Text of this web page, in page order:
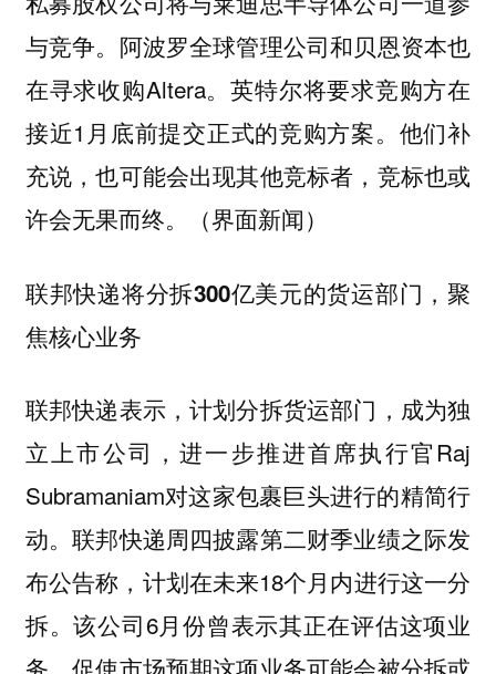
与竞争。阿波罗全球管理公司和贝恩资本也
在寻求收购Altera。英特尔将要求竞购方在
接近1月底前提交正式的竞购方案。他们补
充说，也可能会出现其他竞标者，竞标也或
许会无果而终。（界面新闻）
联邦快递将分拆300亿美元的货运部门，聚
焦核心业务
联邦快递表示，计划分拆货运部门，成为独
立上市公司，进一步推进首席执行官Raj
Subramaniam对这家包裹巨头进行的精简行
动。联邦快递周四披露第二财季业绩之际发
布公告称，计划在未来18个月内进行这一分
拆。该公司6月份曾表示其正在评估这项业